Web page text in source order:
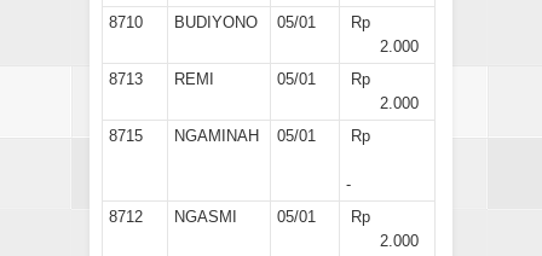
8710
BUDIYONO 05/01
Rp
2.000
8713
REMI 05/01
Rp
2.000
8715
NGAMINAH 05/01 Rp
-
8712
NGASMI 05/01
Rp
2.000